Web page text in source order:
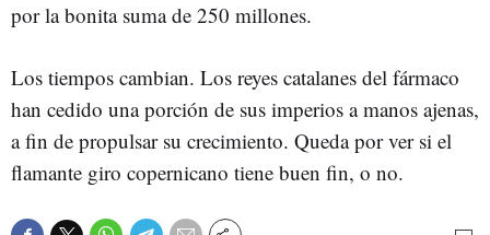
por la bonita suma de 250 millones.
Los tiempos cambian. Los reyes catalanes del fármaco
han cedido una porción de sus imperios a manos ajenas,
a fin de propulsar su crecimiento. Queda por ver si el
flamante giro copernicano tiene buen fin, o no.